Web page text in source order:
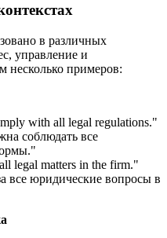
в различных
управление и
несколько примеров:
with all legal regulations."
соблюдать все
legal matters in the firm."
все юридические вопросы в